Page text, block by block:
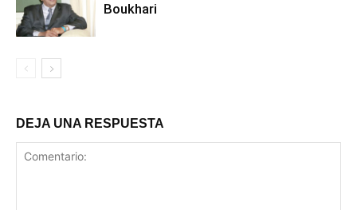
Boukhari
DEJA UNA RESPUESTA